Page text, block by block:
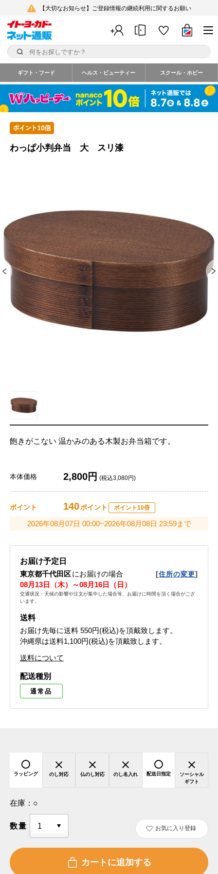
【大切なお知らせ】ご登録情報の継続利用に関するお願い
ギフト・フード ヘルス・ビューティー スクール・ホビー
わっぱ小判弁当 大 スリ漆
飽きがこない 温かみのある木製お弁当箱です。
本体価格 2,800円 (税込3,080円)
ポイント 140ポイント ポイント10倍
2026年08月07日 00:00~2026年08月08日 23:59まで
お届け予定日
東京都千代田区にお届けの場合 [住所の変更]
08月13日（木）～08月16日（日）
交通状況・天候の影響や注文が集中した場合等、お届けに時間を頂く場合がござ
います。
送料
お届け先毎に送料 550円(税込)を頂戴致します。
沖縄県は送料1,100円(税込)を頂戴致します。
送料について
配送種別
通常品
ラッピング のし対応 仏のし対応 のし名入れ 配送日指定
ソーシャル
ギフト
在庫： ○
数量 お気に入り登録